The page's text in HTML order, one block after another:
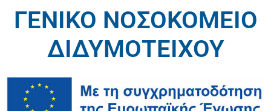
ΓΕΝΙΚΟ ΝΟΣΟΚΟΜΕΙΟ
ΔΙΔΥΜΟΤΕΙΧΟΥ